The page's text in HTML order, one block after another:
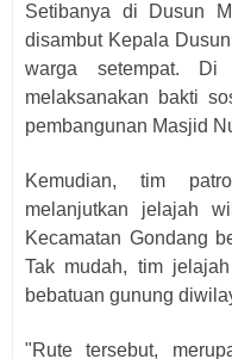
Setibanya di Dusun
disambut Kepala
warga setempat.
melaksanakan bakti
pembangunan Masjid
Kemudian, tim
melanjutkan jelajah
Kecamatan Gondang
Tak mudah, tim
bebatuan gunung
"Rute tersebut,